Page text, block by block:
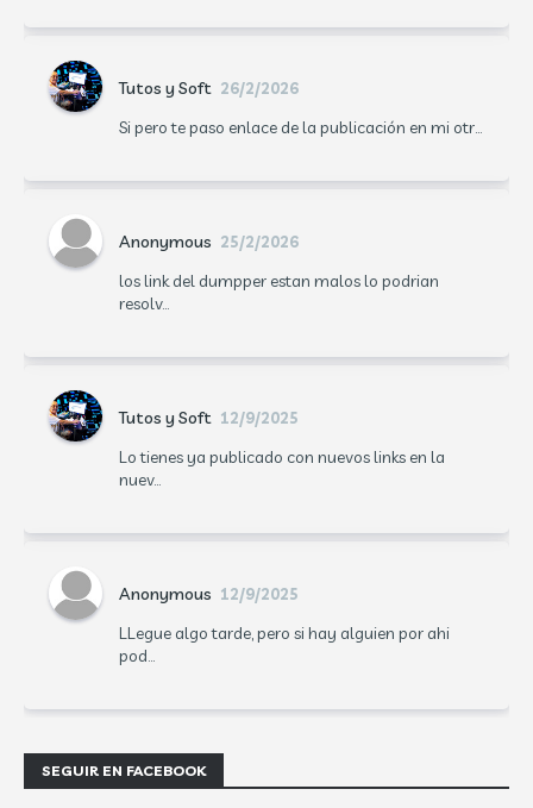
Tutos y Soft 26/2/2026
Si pero te paso enlace de la publicación en mi otr...
Anonymous 25/2/2026
los link del dumpper estan malos lo podrian
resolv...
Tutos y Soft 12/9/2025
Lo tienes ya publicado con nuevos links en la
nuev...
Anonymous 12/9/2025
LLegue algo tarde, pero si hay alguien por ahi
pod...
SEGUIR EN FACEBOOK